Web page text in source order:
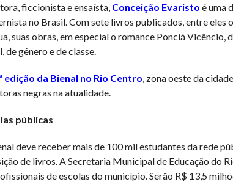
ficcionista e ensaísta, Conceição Evaristo é uma
no Brasil. Com sete livros publicados, entre eles
suas obras, em especial o romance Ponciá
de gênero e de classe.
edição da Bienal no Rio Centro , zona oeste da
negras na atualidade.
públicas
deve receber mais de 100 mil estudantes da rede
de livros. A Secretaria Municipal de Educação do
de escolas do município. Serão R$ 13,5